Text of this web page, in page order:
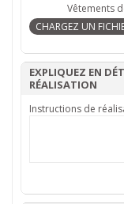
Vêtements
EXPLIQUEZ EN
RÉALISATION
Instructions de